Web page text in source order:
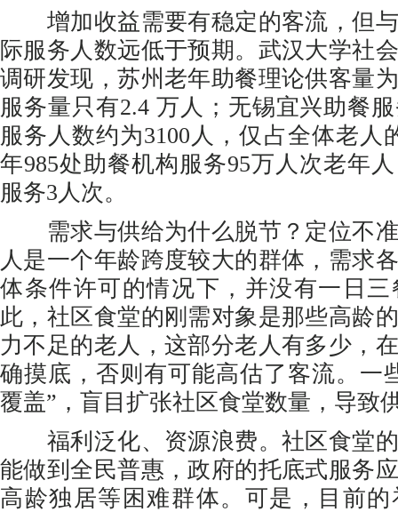
增加收益需要有稳定的客流，但与
际服务人数远低于预期。武汉大学社
调研发现，苏州老年助餐理论供客量
服务量只有2.4 万人；无锡宜兴助餐
服务人数约为3100人，仅占全体老人
年985处助餐机构服务95万人次老年
服务3人次。
需求与供给为什么脱节？定位不准
人是一个年龄跨度较大的群体，需求
体条件许可的情况下，并没有一日
此，社区食堂的刚需对象是那些高龄
力不足的老人，这部分老人有多少，
确摸底，否则有可能高估了客流。一
覆盖”，盲目扩张社区食堂数量，导致
福利泛化、资源浪费。社区食堂的
能做到全民普惠，政府的托底式服务
高龄独居等困难群体。可是，目前